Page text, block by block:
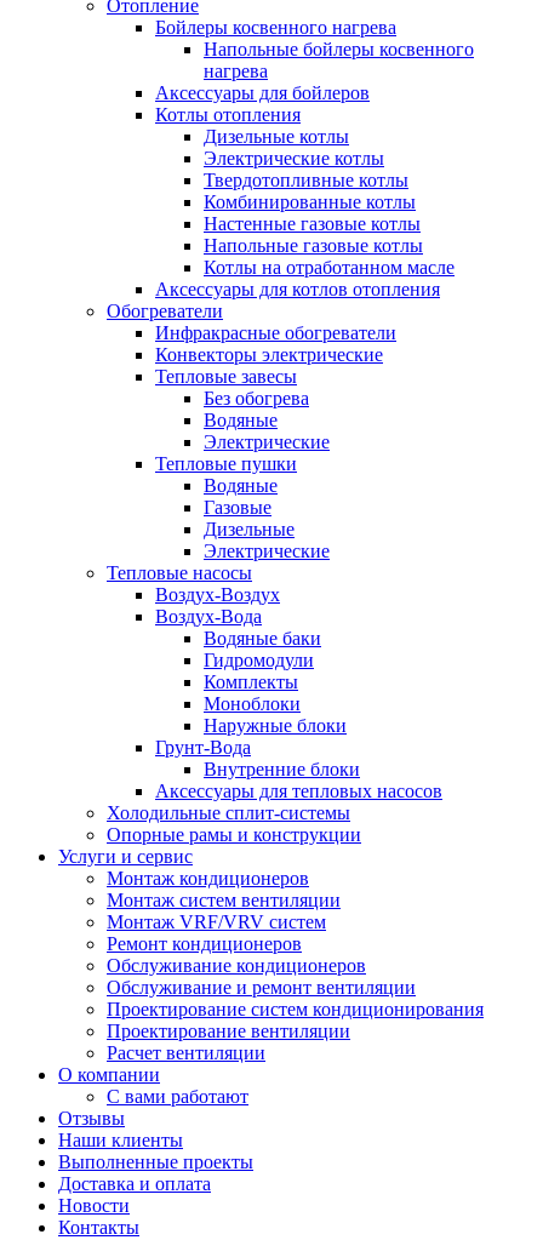
Отопление
Бойлеры косвенного нагрева
Напольные бойлеры косвенного
нагрева
Аксессуары для бойлеров
Котлы отопления
Дизельные котлы
Электрические котлы
Твердотопливные котлы
Комбинированные котлы
Настенные газовые котлы
Напольные газовые котлы
Котлы на отработанном масле
Аксессуары для котлов отопления
Обогреватели
Инфракрасные обогреватели
Конвекторы электрические
Тепловые завесы
Без обогрева
Водяные
Электрические
Тепловые пушки
Водяные
Газовые
Дизельные
Электрические
Тепловые насосы
Воздух-Воздух
Воздух-Вода
Водяные баки
Гидромодули
Комплекты
Моноблоки
Наружные блоки
Грунт-Вода
Внутренние блоки
Аксессуары для тепловых насосов
Холодильные сплит-системы
Опорные рамы и конструкции
Услуги и сервис
Монтаж кондиционеров
Монтаж систем вентиляции
Монтаж VRF/VRV систем
Ремонт кондиционеров
Обслуживание кондиционеров
Обслуживание и ремонт вентиляции
Проектирование систем кондиционирования
Проектирование вентиляции
Расчет вентиляции
О компании
С вами работают
Отзывы
Наши клиенты
Выполненные проекты
Доставка и оплата
Новости
Контакты